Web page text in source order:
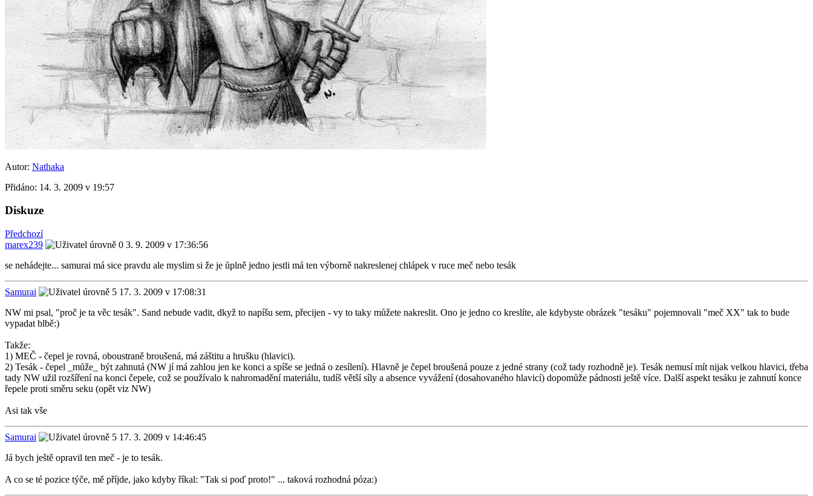
Autor: Nathaka
Přidáno: 14. 3. 2009 v 19:57
Diskuze
Předchozí
marex239
3. 9. 2009 v 17:36:56
se nehádejte... samurai má sice pravdu ale myslim si že je ůplně jedno jestli má ten výborně nakreslenej chlápek v ruce meč nebo tesák
Samurai
17. 3. 2009 v 17:08:31
NW mi psal, "proč je ta věc tesák". Sand nebude vadit, dkyž to napíšu sem, přecijen - vy to taky můžete nakreslit. Ono je jedno co kreslíte, ale kdybyste obrázek "tesáku" pojemnovali "meč XX" tak to bude
vypadat blbě:)
Takže:
1) MEČ - čepel je rovná, oboustraně broušená, má záštitu a hrušku (hlavici).
2) Tesák - čepel _může_ být zahnutá (NW jí má zahlou jen ke konci a spíše se jedná o zesílení). Hlavně je čepel broušená pouze z jedné strany (což tady rozhodně je). Tesák nemusí mít nijak velkou hlavici, třeba
tady NW užil rozšíření na konci čepele, což se používalo k nahromadění materiálu, tudíš větší síly a absence vyvážení (dosahovaného hlavicí) dopomůže pádnosti ještě více. Další aspekt tesáku je zahnutí konce
řepele proti směru seku (opět viz NW)
Asi tak vše
Samurai
17. 3. 2009 v 14:46:45
Já bych ještě opravil ten meč - je to tesák.
A co se té pozice týče, mě příjde, jako kdyby říkal: "Tak si poď proto!" ... taková rozhodná póza:)